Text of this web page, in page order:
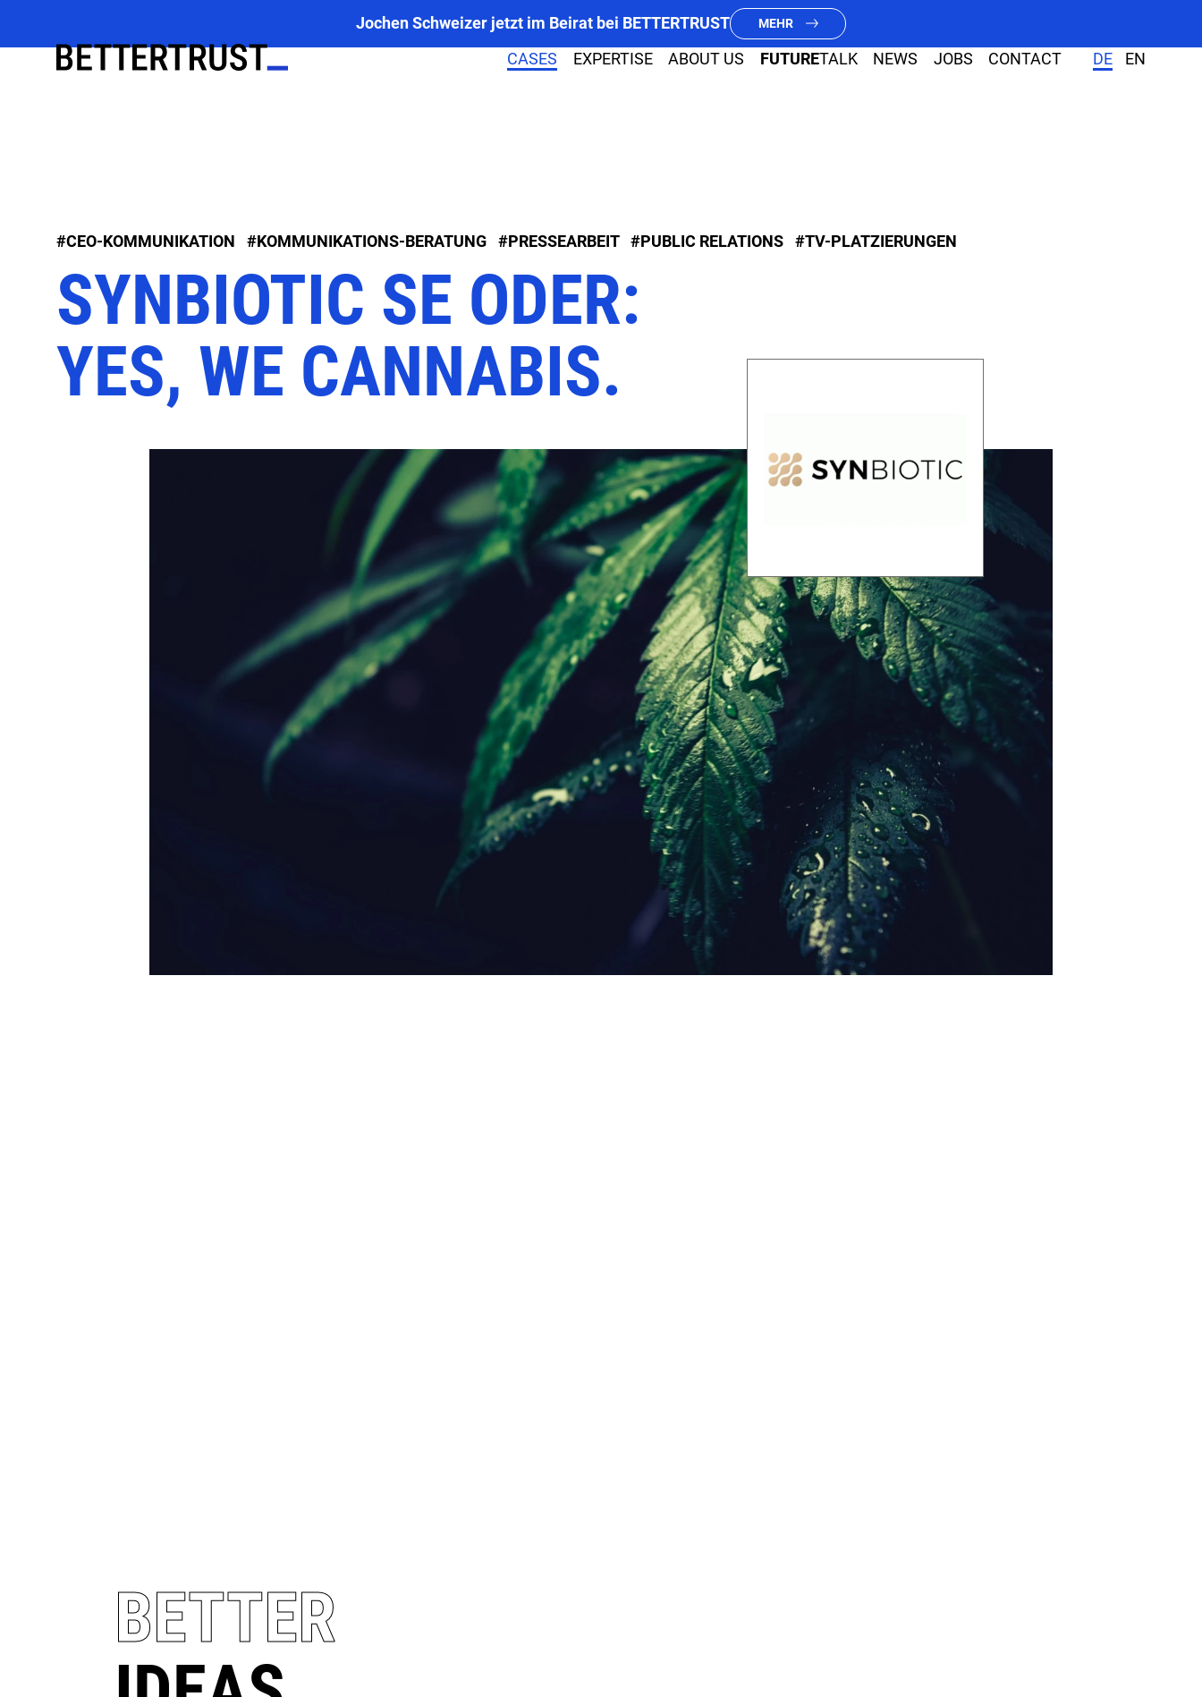
CASES
EXPERTISE
ABOUT US FUTURETALK NEWS JOBS CONTACT DE EN
Jochen Schweizer jetzt im Beirat bei BETTERTRUST MEHR
#CEO-KOMMUNIKATION #KOMMUNIKATIONS-BERATUNG #PRESSEARBEIT #PUBLIC RELATIONS #TV-PLATZIERUNGEN
SYNBIOTIC SE ODER:
YES, WE CANNABIS.
BETTER